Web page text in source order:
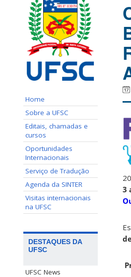
Home
Sobre a UFSC
Editais, chamadas e
cursos
Oportunidades
Internacionais
Serviço de Tradução
Agenda da SINTER
Visitas internacionais
na UFSC
DESTAQUES DA
UFSC
UFSC News
3